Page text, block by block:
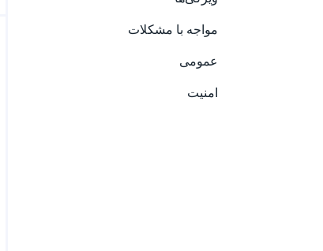
مواجه با مشکلات
عمومی
امنیت